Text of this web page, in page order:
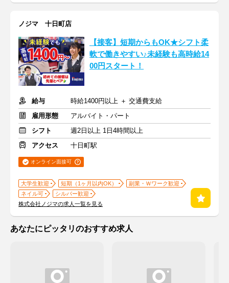
ノジマ 十日町店
【接客】短期からもOK★シフト柔
軟で働きやすい♪未経験も高時給14
00円スタート！
給与
時給1400円以上 ＋ 交通費支給
雇用形態
アルバイト・パート
シフト
週2日以上 1日4時間以上
アクセス
十日町駅
オンライン面接可
大学生歓迎 短期（1ヶ月以内OK）
副業・Ｗワーク歓迎
ネイル可
シルバー歓迎
株式会社ノジマの求人一覧を見る
あなたにピッタリのおすすめ求人